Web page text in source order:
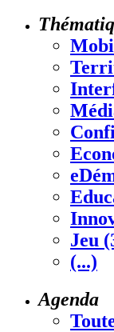
Jeu
(...)
Agenda